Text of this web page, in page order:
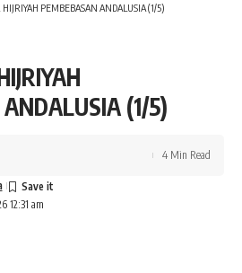
PEMBEBASAN ANDALUSIA (1/5)
(1/5)
12:31 am
4 Min Read